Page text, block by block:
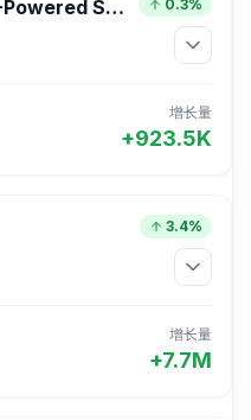
Shop: Your AI-Powered Shopping Assistant 0.3%
增长量
+923.5K
3.4%
增长量
+7.7M